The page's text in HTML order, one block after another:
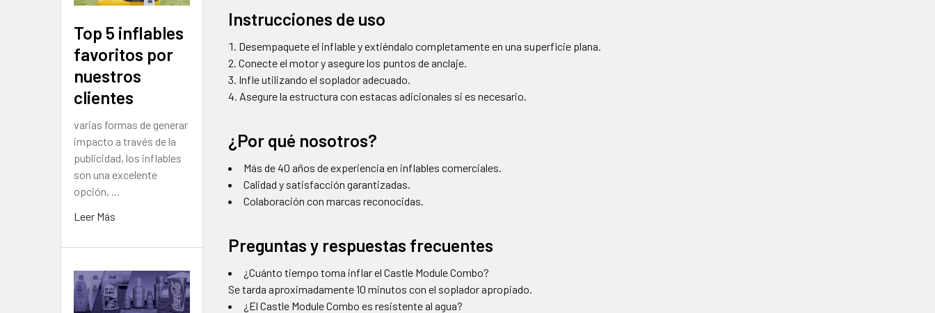
Top 5 inflables
favoritos por
nuestros
clientes
varias formas de generar
impacto a través de la
publicidad, los inflables
son una excelente
opción, …
Leer Más
Instrucciones de uso
Desempaquete el inflable y extiéndalo completamente en una superficie plana.
Conecte el motor y asegure los puntos de anclaje.
Infle utilizando el soplador adecuado.
Asegure la estructura con estacas adicionales si es necesario.
¿Por qué nosotros?
Más de 40 años de experiencia en inflables comerciales.
Calidad y satisfacción garantizadas.
Colaboración con marcas reconocidas.
Preguntas y respuestas frecuentes
¿Cuánto tiempo toma inflar el Castle Module Combo?
Se tarda aproximadamente 10 minutos con el soplador apropiado.
¿El Castle Module Combo es resistente al agua?